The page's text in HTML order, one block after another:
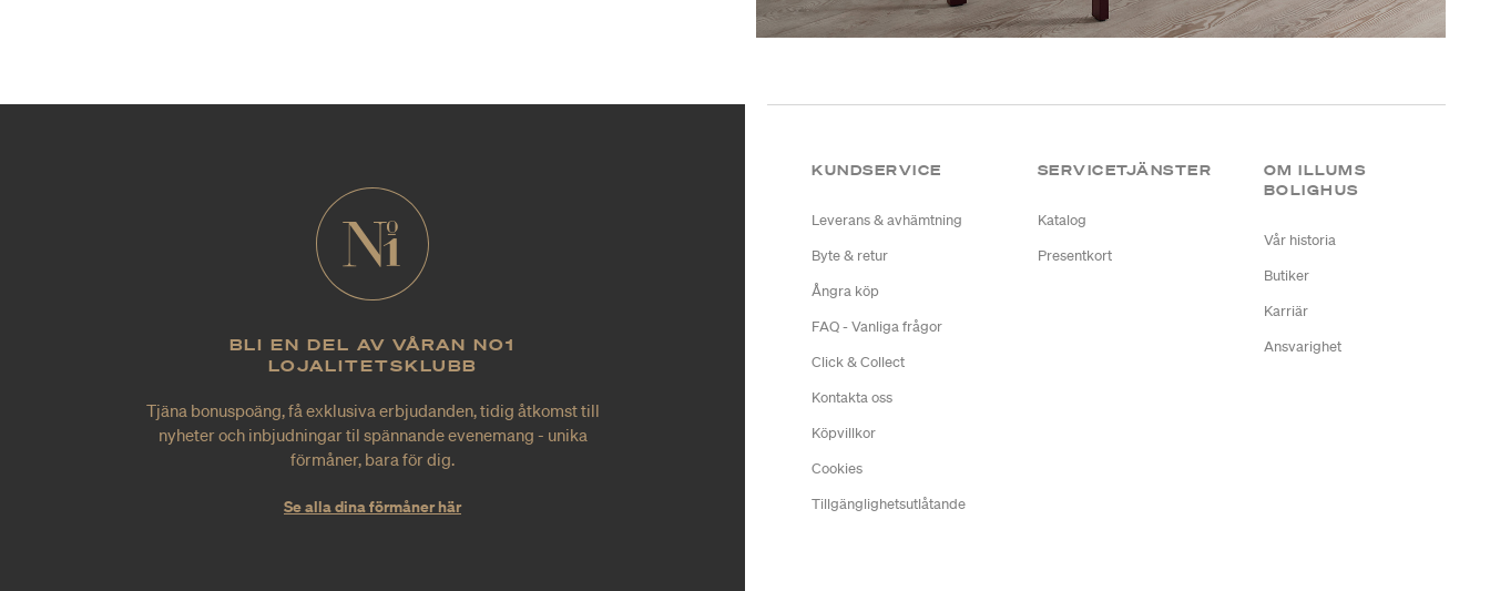
BLI EN DEL AV VÅRAN NO1
LOJALITETSKLUBB
Tjäna bonuspoäng, få exklusiva erbjudanden, tidig åtkomst till
nyheter och inbjudningar til spännande evenemang - unika
förmåner, bara för dig.
Se alla dina förmåner här
KUNDSERVICE
Leverans & avhämtning
Byte & retur
Ångra köp
FAQ - Vanliga frågor
Click & Collect
Kontakta oss
Köpvillkor
Cookies
Tillgänglighetsutlåtande
SERVICETJÄNSTER
Katalog
Presentkort
OM ILLUMS
BOLIGHUS
Vår historia
Butiker
Karriär
Ansvarighet